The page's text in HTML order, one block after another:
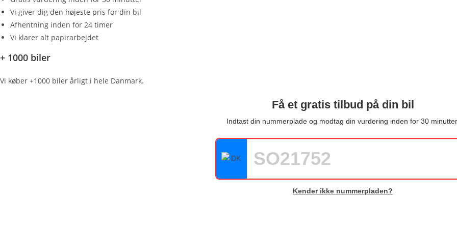
Vi giver dig den højeste pris for din bil
Afhentning inden for 24 timer
Vi klarer alt papirarbejdet
+ 1000 biler
Vi køber +1000 biler årligt i hele Danmark.
Få et gratis tilbud på din bil
Indtast din nummerplade og modtag din vurdering inden for 30
Kender ikke nummerpladen?